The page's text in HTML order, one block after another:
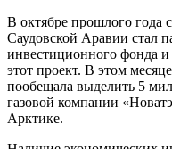
В октябре прошлого года
Саудовской Аравии стал
инвестиционного фонда
этот проект. В этом
пообещала выделить 5
газовой компании
Арктике.